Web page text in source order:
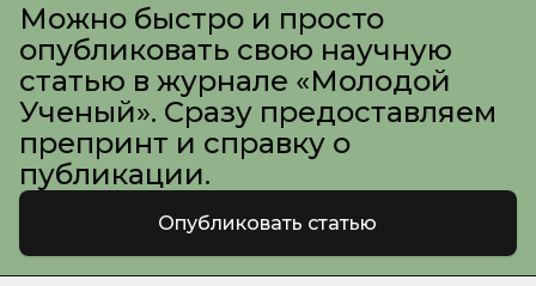
Можно быстро и просто
опубликовать свою научную
статью в журнале «Молодой
Ученый». Сразу предоставляем
препринт и справку о
публикации.
Опубликовать статью